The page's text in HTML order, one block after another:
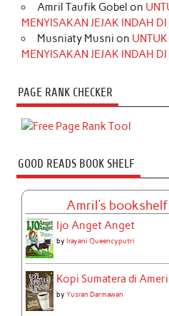
Amril Taufik Gobel on
MENYISAKAN JEJAK INDAH DI
Musniaty Musni on
MENYISAKAN JEJAK INDAH DI
PAGE RANK CHECKER
GOOD READS BOOK SHELF
Amril's
Ijo Anget Anget
byIrayani Queencyputri
Kopi Sumatera di
byYusran Darmawan